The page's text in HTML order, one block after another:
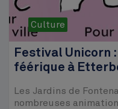
Culture
Festival Unicorn
féérique à
Les Jardins de
nombreuses